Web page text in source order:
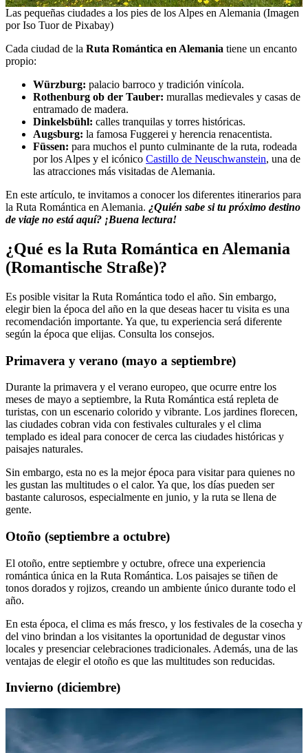
Las pequeñas ciudades a los pies de los Alpes en Alemania (Imagen
por Iso Tuor de Pixabay)
Cada ciudad de la Ruta Romántica en Alemania tiene un encanto
propio:
Würzburg: palacio barroco y tradición vinícola.
Rothenburg ob der Tauber: murallas medievales y casas de
entramado de madera.
Dinkelsbühl: calles tranquilas y torres históricas.
Augsburg: la famosa Fuggerei y herencia renacentista.
Füssen: para muchos el punto culminante de la ruta, rodeada
por los Alpes y el icónico Castillo de Neuschwanstein, una de
las atracciones más visitadas de Alemania.
En este artículo, te invitamos a conocer los diferentes itinerarios para
la Ruta Romántica en Alemania. ¿Quién sabe si tu próximo destino
de viaje no está aquí? ¡Buena lectura!
¿Qué es la Ruta Romántica en Alemania
(Romantische Straße)?
Es posible visitar la Ruta Romántica todo el año. Sin embargo,
elegir bien la época del año en la que deseas hacer tu visita es una
recomendación importante. Ya que, tu experiencia será diferente
según la época que elijas. Consulta los consejos.
Primavera y verano (mayo a septiembre)
Durante la primavera y el verano europeo, que ocurre entre los
meses de mayo a septiembre, la Ruta Romántica está repleta de
turistas, con un escenario colorido y vibrante. Los jardines florecen,
las ciudades cobran vida con festivales culturales y el clima
templado es ideal para conocer de cerca las ciudades históricas y
paisajes naturales.
Sin embargo, esta no es la mejor época para visitar para quienes no
les gustan las multitudes o el calor. Ya que, los días pueden ser
bastante calurosos, especialmente en junio, y la ruta se llena de
gente.
Otoño (septiembre a octubre)
El otoño, entre septiembre y octubre, ofrece una experiencia
romántica única en la Ruta Romántica. Los paisajes se tiñen de
tonos dorados y rojizos, creando un ambiente único durante todo el
año.
En esta época, el clima es más fresco, y los festivales de la cosecha y
del vino brindan a los visitantes la oportunidad de degustar vinos
locales y presenciar celebraciones tradicionales. Además, una de las
ventajas de elegir el otoño es que las multitudes son reducidas.
Invierno (diciembre)